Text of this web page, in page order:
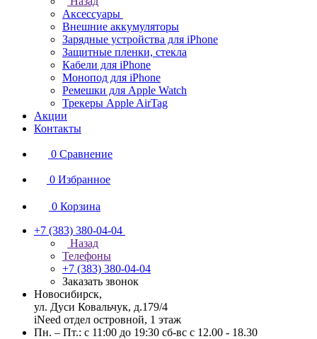
Аксессуары
Внешние аккумуляторы
Зарядные устройства для iPhone
Защитные пленки, стекла
Кабели для iPhone
Монопод для iPhone
Ремешки для Apple Watch
Трекеры Apple AirTag
Акции
Контакты
0 Сравнение
0 Избранное
0 Корзина
+7 (383) 380-04-04
Назад
Телефоны
+7 (383) 380-04-04
Заказать звонок
Новосибирск,
ул. Дуси Ковальчук, д.179/4
iNeed отдел островной, 1 этаж
Пн. – Пт.: с 11:00 до 19:30 сб-вс с 12.00 - 18.30